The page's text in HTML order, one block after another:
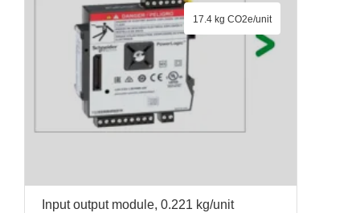
Input output module, 0.221 kg/unit
17.4 kg CO2e/unit